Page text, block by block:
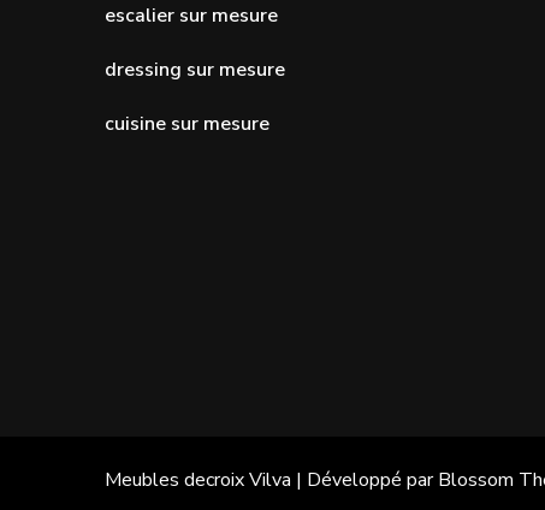
escalier sur mesure
dressing sur mesure
cuisine sur mesure
Meubles decroixVilva | Développé parBlossom